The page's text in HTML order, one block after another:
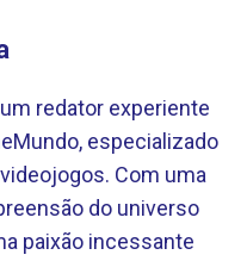
redator experiente
especializado
Com uma
do universo
paixão incessante